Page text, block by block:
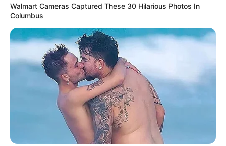
Walmart Cameras Captured These 30 Hilarious Photos In
Columbus